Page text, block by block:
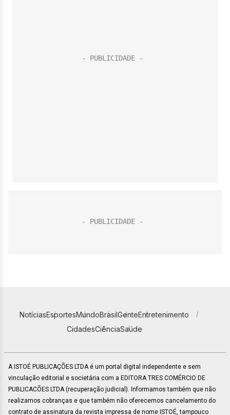
NotíciasEsportesMundoBrasilGenteEntretenimento
CidadesCiênciaSaúde
A ISTOÉ PUBLICAÇÕES LTDA é um portal digital independente e sem
vinculação editorial e societária com a EDITORA TRES COMÉRCIO DE
PUBLICACÕES LTDA (recuperação judicial). Informamos também que não
realizamos cobranças e que também não oferecemos cancelamento do
contrato de assinatura da revista impressa de nome ISTOÉ, tampouco